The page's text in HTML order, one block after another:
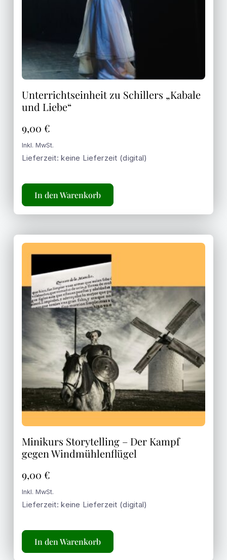
Unterrichtseinheit zu Schillers „Kabale
und Liebe“
9,00 €
Inkl. MwSt.
Lieferzeit: keine Lieferzeit (digital)
In den Warenkorb
Minikurs Storytelling – Der Kampf
gegen Windmühlenflügel
9,00 €
Inkl. MwSt.
Lieferzeit: keine Lieferzeit (digital)
In den Warenkorb